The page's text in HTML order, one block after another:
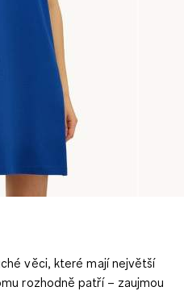
věci, které mají největší
rozhodně patří – zaujmou